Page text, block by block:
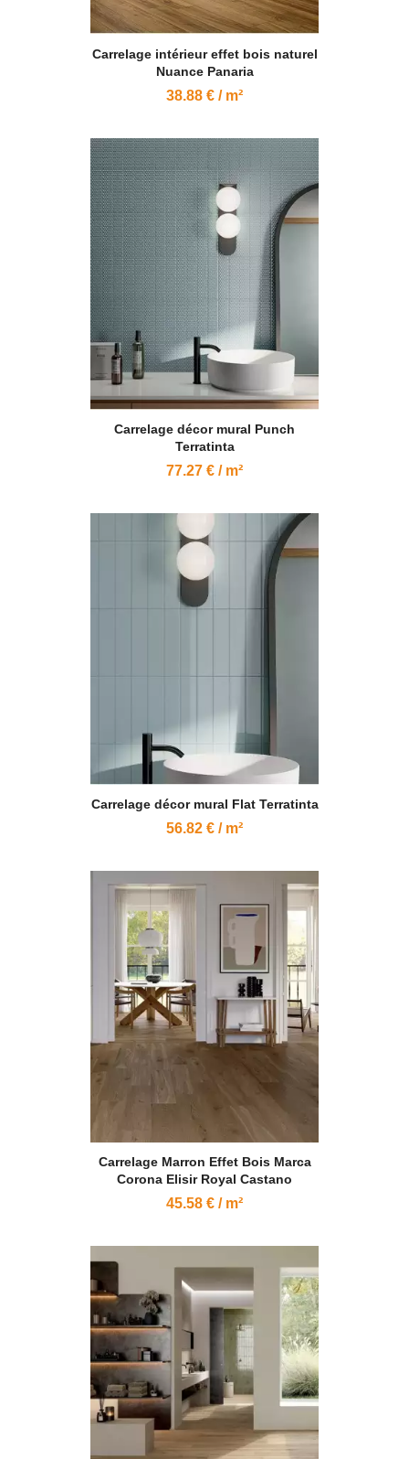
Carrelage intérieur effet bois naturel
Nuance Panaria
38.88 € / m²
Carrelage décor mural Punch
Terratinta
77.27 € / m²
Carrelage décor mural Flat Terratinta
56.82 € / m²
Carrelage Marron Effet Bois Marca
Corona Elisir Royal Castano
45.58 € / m²